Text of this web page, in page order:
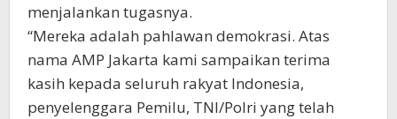
menjalankan tugasnya.
“Mereka adalah pahlawan demokrasi. Atas
nama AMP Jakarta kami sampaikan terima
kasih kepada seluruh rakyat Indonesia,
penyelenggara Pemilu, TNI/Polri yang telah